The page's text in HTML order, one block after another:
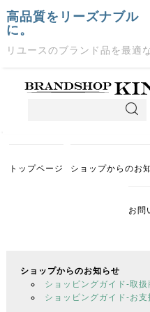
高品質をリーズナブル
に。
リユースのブランド品を最適
トップページ ショップからのお
お問
ショップからのお知らせ
ショッピングガイド-取
ショッピングガイド-お